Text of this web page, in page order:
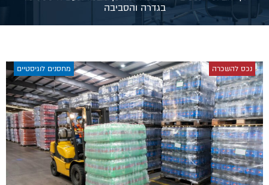
בגדרה והסביבה
מחסנים לוגיסטיים נכס להשכרה